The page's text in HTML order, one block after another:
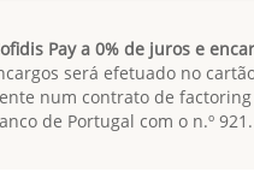
Pay a 0% de juros e
será efetuado no
num contrato de
de Portugal com o n.º 921.